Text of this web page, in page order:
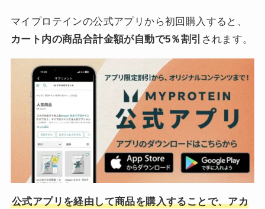
マイプロテインの公式アプリから初回購入すると、
カート内の商品合計金額が自動で5％割引 されます。
公式アプリを経由して商品を購入することで、アカ